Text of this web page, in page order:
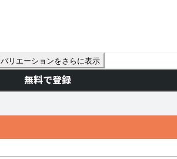
バリエーションをさらに表示
無料で登録